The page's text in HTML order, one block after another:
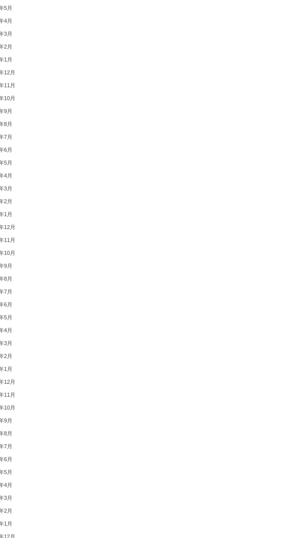
5月
4月
3月
2月
1月
12月
11月
10月
9月
8月
7月
6月
5月
4月
3月
2月
1月
12月
11月
10月
9月
8月
7月
6月
5月
4月
3月
2月
1月
12月
11月
10月
9月
8月
7月
6月
5月
4月
3月
2月
1月
12月